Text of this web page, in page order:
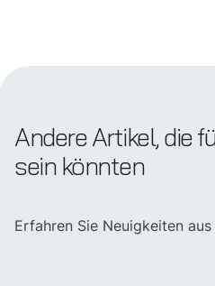
Andere Artikel, die
sein könnten
Erfahren Sie Neuigkeiten